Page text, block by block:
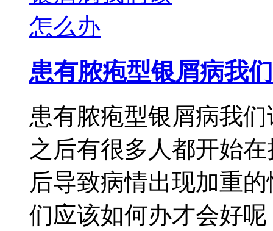
患有脓疱型银屑病我们
患有脓疱型银屑病我
之后有很多人都开始
后导致病情出现加重
们应该如何办才会好